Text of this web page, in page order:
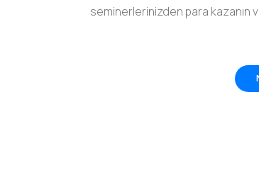
seminerlerinizden para kazanın